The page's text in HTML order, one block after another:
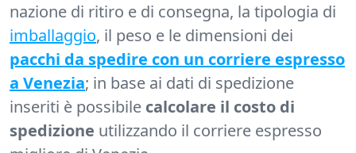
nazione di ritiro e di consegna, la tipologia di
imballaggio, il peso e le dimensioni dei
pacchi da spedire con un corriere espresso
a Venezia; in base ai dati di spedizione
inseriti è possibile calcolare il costo di
spedizione utilizzando il corriere espresso